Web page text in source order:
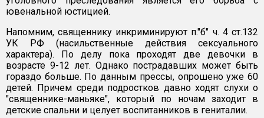
ювенальной юстицией.
Напомним, священнику инкриминируют п."б" ч. 4 ст.132
УК РФ (насильственные действия сексуального
характера). По делу пока проходят две девочки в
возрасте 9-12 лет. Однако пострадавших может быть
гораздо больше. По данным прессы, опрошено уже 60
детей. Причем среди подростков давно ходят слухи о
"священнике-маньяке", который по ночам заходит в
детские спальни и целует воспитанников в гениталии.